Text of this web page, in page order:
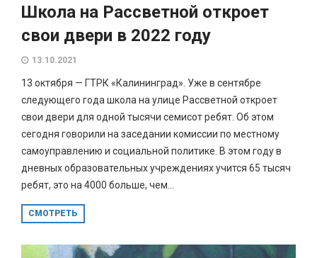
Школа на Рассветной откроет
свои двери в 2022 году
13.10.2021
13 октября — ГТРК «Калининград». Уже в сентябре
следующего года школа на улице Рассветной откроет
свои двери для одной тысячи семисот ребят. Об этом
сегодня говорили на заседании комиссии по местному
самоуправлению и социальной политике. В этом году в
дневных образовательных учреждениях учится 65 тысяч
ребят, это на 4000 больше, чем...
СМОТРЕТЬ